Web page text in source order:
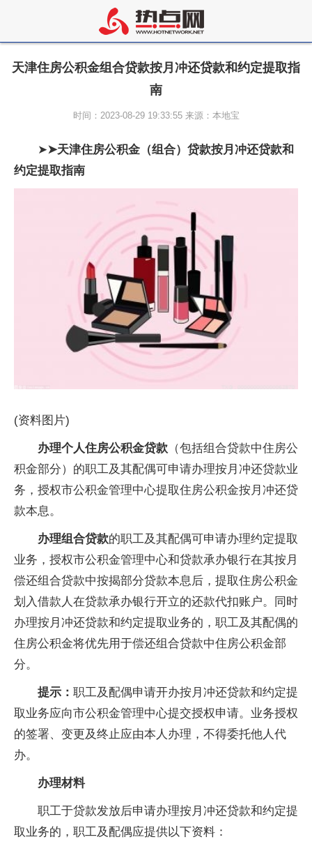
天津住房公积金组合贷款按月冲还贷款和约定提取指
南
时间：2023-08-29 19:33:55 来源：本地宝
➤➤天津住房公积金（组合）贷款按月冲还贷款和
约定提取指南
(资料图片)
办理个人住房公积金贷款 （包括组合贷款中住房公
积金部分）的职工及其配偶可申请办理按月冲还贷款业
务，授权市公积金管理中心提取住房公积金按月冲还贷
款本息。
办理组合贷款的职工及其配偶可申请办理约定提取
业务，授权市公积金管理中心和贷款承办银行在其按月
偿还组合贷款中按揭部分贷款本息后，提取住房公积金
划入借款人在贷款承办银行开立的还款代扣账户。同时
办理按月冲还贷款和约定提取业务的，职工及其配偶的
住房公积金将优先用于偿还组合贷款中住房公积金部
分。
提示： 职工及配偶申请开办按月冲还贷款和约定提
取业务应向市公积金管理中心提交授权申请。业务授权
的签署、变更及终止应由本人办理，不得委托他人代
办。
办理材料
职工于贷款发放后申请办理按月冲还贷款和约定提
取业务的，职工及配偶应提供以下资料：